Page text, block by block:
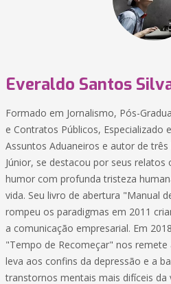
Everaldo Santos
Formado em Jornalismo, Pós-
e Contratos Públicos, Especializado
Assuntos Aduaneiros e autor de
Júnior, se destacou por seus
humor com profunda tristeza
vida. Seu livro de abertura "Manual
rompeu os paradigmas em 2011
a comunicação empresarial. Em
"Tempo de Recomeçar" nos
leva aos confins da depressão e a
transtornos mentais mais difíceis da